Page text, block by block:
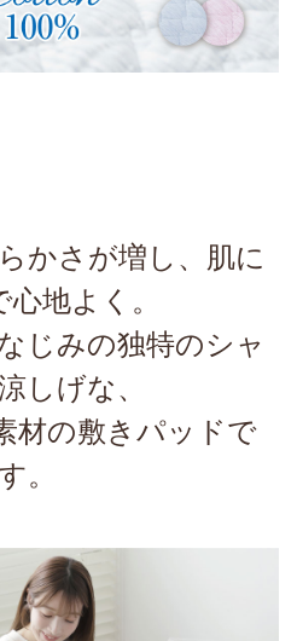
かさが増し、肌に
地よく。
じみの独特のシャ
しげな、
材の敷きパッドで
。